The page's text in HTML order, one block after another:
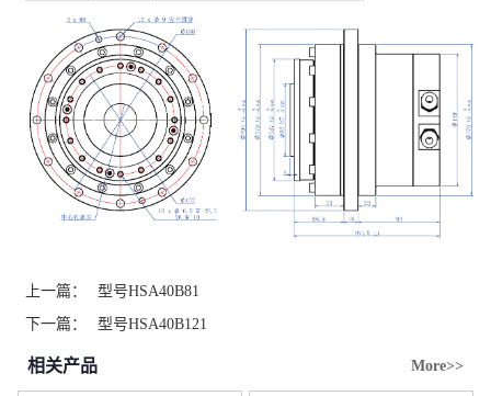
上一篇：
型号HSA40B81
下一篇：
型号HSA40B121
相关产品 More>>